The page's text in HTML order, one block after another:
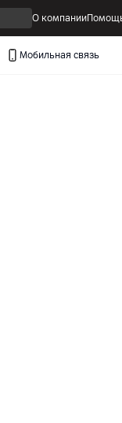
О компании
Мобильная связь